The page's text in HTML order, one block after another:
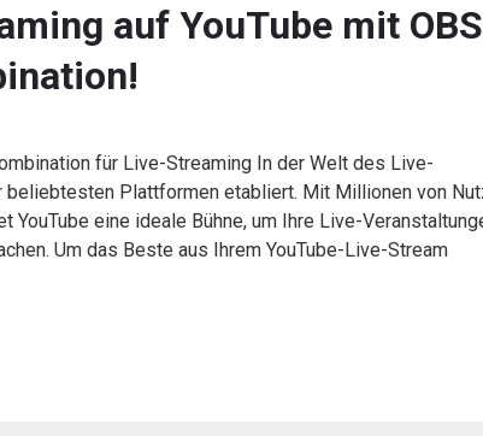
auf YouTube mit
für Live-Streaming In der Welt des Live-
beliebtesten Plattformen etabliert. Mit Millionen von
YouTube eine ideale Bühne, um Ihre Live-
Um das Beste aus Ihrem YouTube-Live-Stream